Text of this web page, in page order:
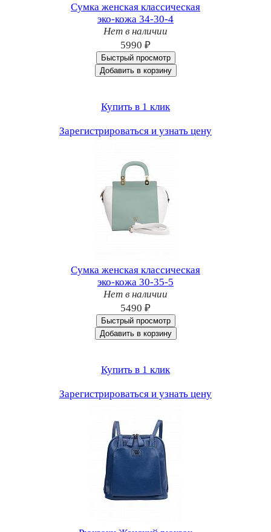
Сумка женская классическая
эко-кожа 34-30-4
Нет в наличии
5990 ₽
Быстрый просмотр
Добавить в корзину
Купить в 1 клик
Зарегистрироваться и узнать цену
Сумка женская классическая
эко-кожа 30-35-5
Нет в наличии
5490 ₽
Быстрый просмотр
Добавить в корзину
Купить в 1 клик
Зарегистрироваться и узнать цену